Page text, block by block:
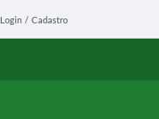
Login / Cadastro